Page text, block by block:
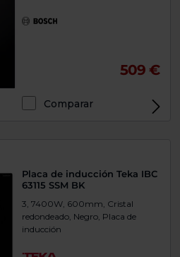
509 €
Comparar
Placa de inducción Teka IBC
63115 SSM BK
3, 7400W, 600mm, Cristal
redondeado, Negro, Placa de
inducción